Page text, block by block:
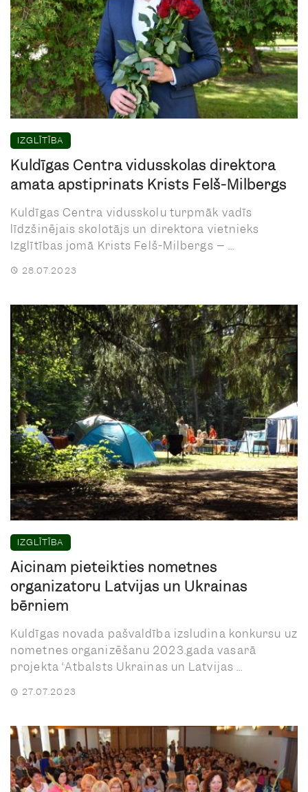
IZGLĪTĪBA
Kuldīgas Centra vidusskolas direktora
amatā apstiprināts Krists Felš-Milbergs
Kuldīgas Centra vidusskolu turpmāk vadīs
līdzšinējais skolotājs un direktora vietnieks
Izglītības jomā Krists Felš-Milbergs – ...
28.07.2023
IZGLĪTĪBA
Aicinām pieteikties nometnes
organizatoru Latvijas un Ukrainas
bērniem
Kuldīgas novada pašvaldība izsludina konkursu uz
nometnes organizēšanu 2023.gada vasarā
projekta “Atbalsts Ukrainas un Latvijas ...
27.07.2023